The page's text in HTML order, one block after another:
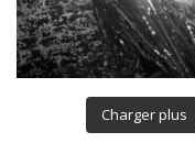
Charger plus